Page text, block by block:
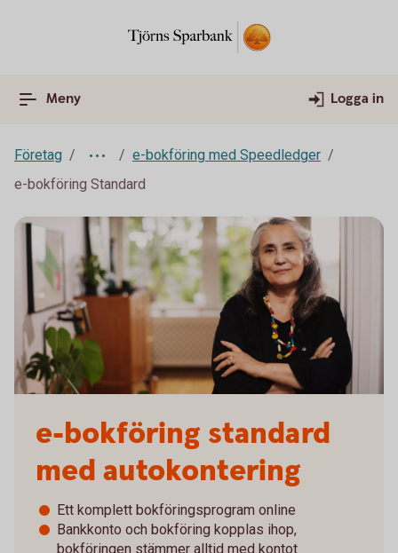
Meny Logga in
Företag
e-bokföring med Speedledger
e-bokföring Standard
e-bokföring standard
med autokontering
Ett komplett bokföringsprogram online
Bankkonto och bokföring kopplas ihop,
bokföringen stämmer alltid med kontot